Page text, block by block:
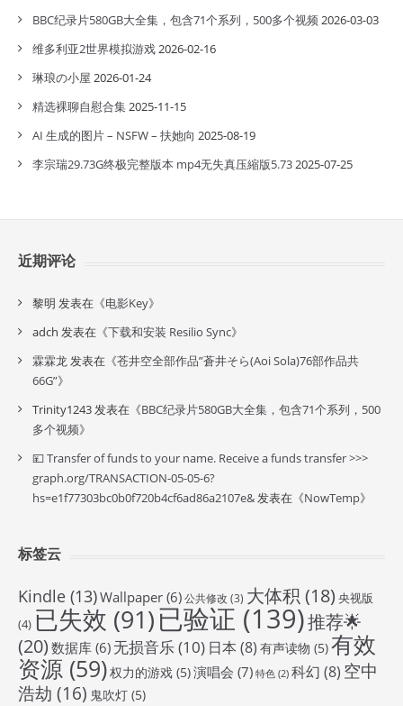
BBC纪录片580GB大全集，包含71个系列，500多个视频2026-03-03
维多利亚2世界模拟游戏2026-02-16
琳琅の小屋 2026-01-24
精选裸聊自慰合集2025-11-15
AI 生成的图片 – NSFW – 扶她向 2025-08-19
李宗瑞29.73G终极完整版本 mp4无失真压縮版5.732025-07-25
近期评论
黎明 发表在《电影Key》
adch 发表在《下载和安装 Resilio Sync》
霖霖龙发表在《苍井空全部作品”蒼井そら(Aoi Sola)76部作品共
66G”》
Trinity1243发表在《BBC纪录片580GB大全集，包含71个系列，500
多个视频》
💴 Transfer of funds to your name. Receive a funds transfer >>>
graph.org/TRANSACTION-05-05-6?
hs=e1f77303bc0b0f720b4cf6ad86a2107e&发表在《NowTemp》
标签云
Kindle (13)Wallpaper (6)公共修改 (3) 大体积 (18) 央视版
(4) 已失效 (91)已验证 (139)推荐🌟
(20) 数据库 (6) 无损音乐(10) 日本 (8) 有声读物 (5)有效
资源 (59)权力的游戏 (5)演唱会 (7) 特色 (2) 科幻 (8) 空中
浩劫 (16) 鬼吹灯 (5)